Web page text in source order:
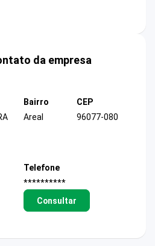
da empresa
Bairro
Areal
CEP
96077-080
Telefone
**********
Consultar